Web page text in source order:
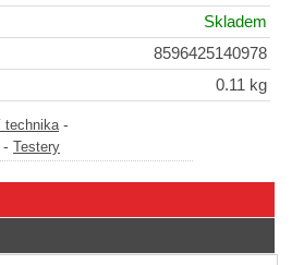
Skladem
8596425140978
0.11 kg
technika -
- Testery